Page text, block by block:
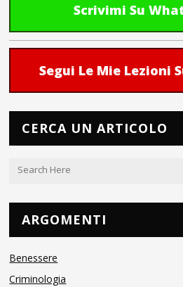
Scrivimi Su
Segui Le Mie Lezioni
CERCA UN ARTICOLO
ARGOMENTI
Benessere
Criminologia